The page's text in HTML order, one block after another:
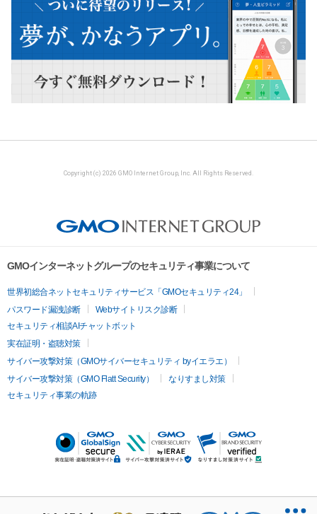
Copyright (c) 2026 GMO Internet Group, Inc. All Rights Reserved.
GMOインターネットグループのセキュリティ事業について
世界初総合ネットセキュリティサービス「GMOセキュリティ24」
パスワード漏洩診断
Webサイトリスク診断
セキュリティ相談AIチャットボット
実在証明・盗聴対策
サイバー攻撃対策（GMOサイバーセキュリティ byイエラエ）
サイバー攻撃対策（GMO Flatt Security）
なりすまし対策
セキュリティ事業の軌跡